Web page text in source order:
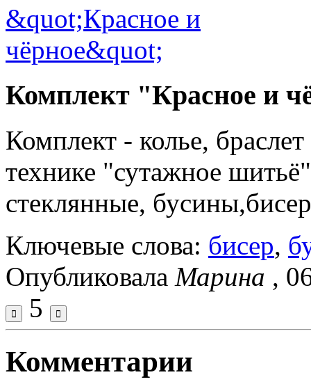
Комплект "Красное и
Комплект - колье,
технике "сутажное
стеклянные,
Ключевые слова: бисер,
Опубликовала Марина ,
5
Комментарии